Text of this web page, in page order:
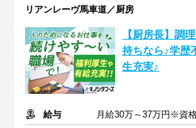
リアンレーヴ馬車道／厨房
【厨房長】調
持ちなら♪学歴
生充実♪
給与